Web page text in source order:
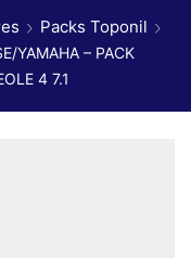
Packs Toponil
YAMAHA – PACK
4 7.1